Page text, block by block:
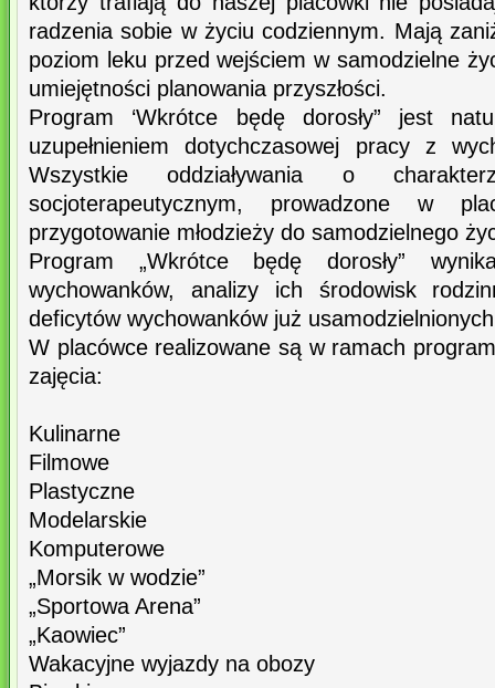
radzenia sobie w życiu codziennym. Mają
poziom leku przed wejściem w samodzielne
umiejętności planowania przyszłości.
Program ‘Wkrótce będę dorosły” jest
uzupełnieniem dotychczasowej pracy z
Wszystkie oddziaływania o
socjoterapeutycznym, prowadzone w
przygotowanie młodzieży do samodzielnego
Program „Wkrótce będę dorosły”
wychowanków, analizy ich środowisk
deficytów wychowanków już
W placówce realizowane są w ramach
zajęcia:
Kulinarne
Filmowe
Plastyczne
Modelarskie
Komputerowe
„Morsik w wodzie”
„Sportowa Arena”
„Kaowiec”
Wakacyjne wyjazdy na obozy